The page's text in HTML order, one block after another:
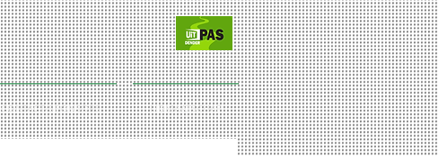
CONTACT/SPONSORS LIDMAATSCHAP